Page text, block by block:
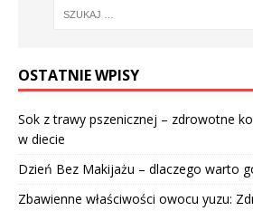
OSTATNIE WPISY
Sok z trawy pszenicznej – zdrowotne
w diecie
Dzień Bez Makijażu – dlaczego warto
Zbawienne właściwości owocu yuzu: